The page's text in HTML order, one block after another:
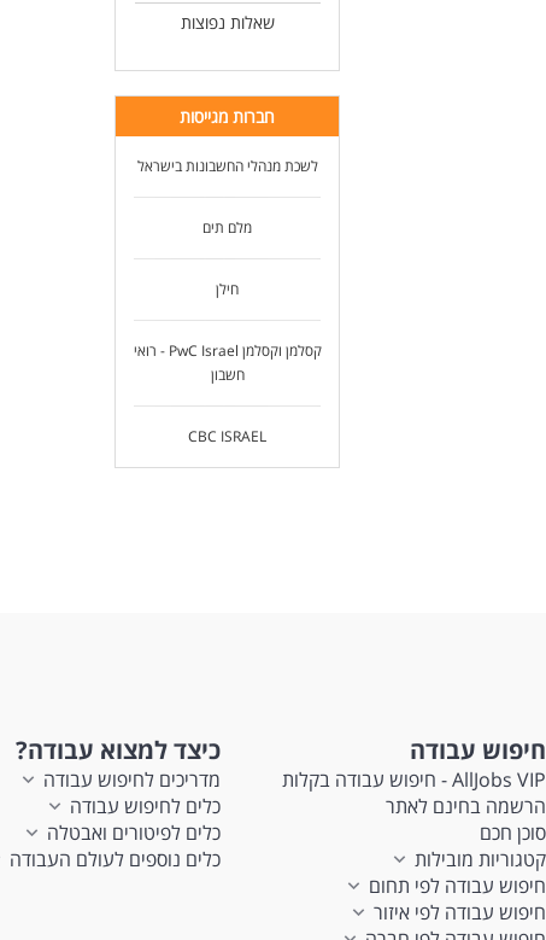
שאלות נפוצות
חברות מגייסות
לשכת מנהלי החשבונות בישראל
מלם תים
חילן
קסלמן וקסלמן PwC Israel - רואי
חשבון
CBC ISRAEL
חיפוש עבודה
AllJobs VIP - חיפוש עבודה בקלות
הרשמה בחינם לאתר
סוכן חכם
קטגוריות מובילות
חיפוש עבודה לפי תחום
חיפוש עבודה לפי איזור
כיצד למצוא עבודה?
מדריכים לחיפוש עבודה
כלים לחיפוש עבודה
כלים לפיטורים ואבטלה
כלים נוספים לעולם העבודה